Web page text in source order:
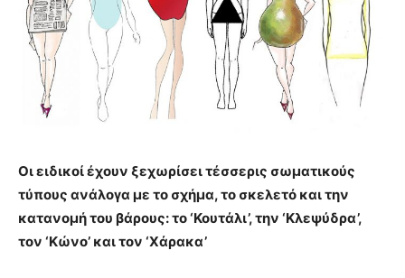
Οι ειδικοί έχουν ξεχωρίσει τέσσερις σωματικούς
τύπους ανάλογα με το σχήμα, το σκελετό και την
κατανομή του βάρους: το ‘Κουτάλι’, την ‘Κλεψύδρα’,
τον ‘Κώνο’ και τον ‘Χάρακα’